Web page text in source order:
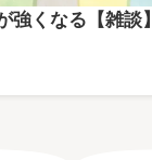
強くなる【雑談】